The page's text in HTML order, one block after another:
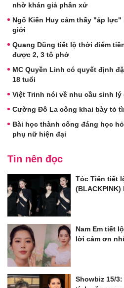
nhờ khán giả phân xử
Ngô Kiến Huy cảm thấy "áp
giới
Quang Dũng tiết lộ thời điểm
được 2, 3 tô phở
MC Quyền Linh có quyết định
18 tuổi
Việt Trinh nói về nhu cầu sinh lý
Cường Đô La công khai bày tỏ
Bài học thành công đáng học
phụ nữ hiện đại
Tin nên đọc
Tóc Tiên tiết
Nam Em tiết
lời cảm ơn
Showbiz 15/